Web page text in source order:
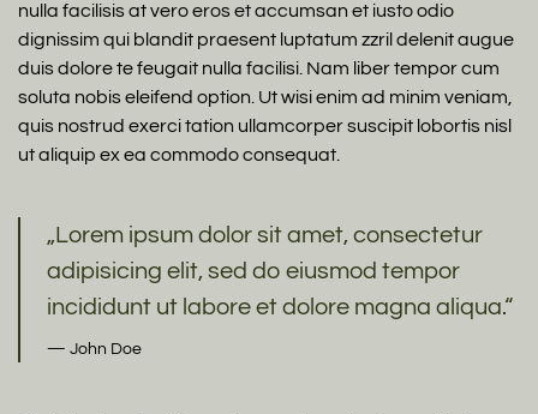
nulla facilisis at vero eros et accumsan et iusto odio
dignissim qui blandit praesent luptatum zzril delenit augue
duis dolore te feugait nulla facilisi. Nam liber tempor cum
soluta nobis eleifend option. Ut wisi enim ad minim veniam,
quis nostrud exerci tation ullamcorper suscipit lobortis nisl
ut aliquip ex ea commodo consequat.
„Lorem ipsum dolor sit amet, consectetur
adipisicing elit, sed do eiusmod tempor
incididunt ut labore et dolore magna aliqua.“
John Doe